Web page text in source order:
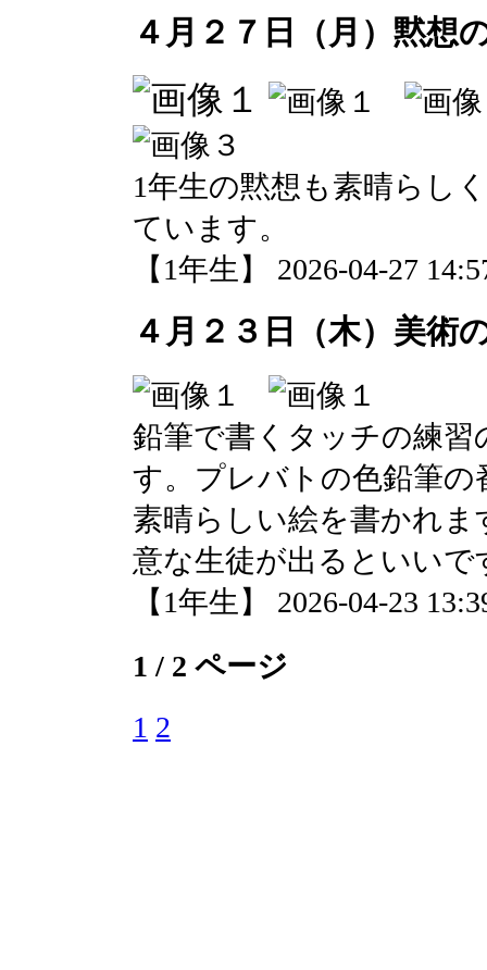
４月２７日（月）黙想
1年生の黙想も素晴らし
ています。
【1年生】 2026-04-27
４月２３日（木）美術
鉛筆で書くタッチの練
す。プレバトの色鉛筆
素晴らしい絵を書かれ
意な生徒が出るといいで
【1年生】 2026-04-23
1 / 2 ページ
1 2